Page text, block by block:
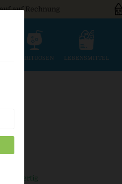
auf Rechnung
SPIRITUOSEN LEBENSMITTEL